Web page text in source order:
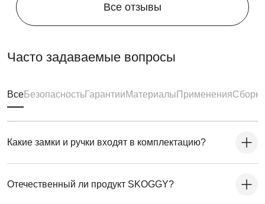
Все отзывы
Часто задаваемые вопросы
ВсеБезопасностьГарантииМатериалы ПримененияСборка
Какие замки и ручки входят в комплектацию?
Отечественный ли продукт SKOGGY?